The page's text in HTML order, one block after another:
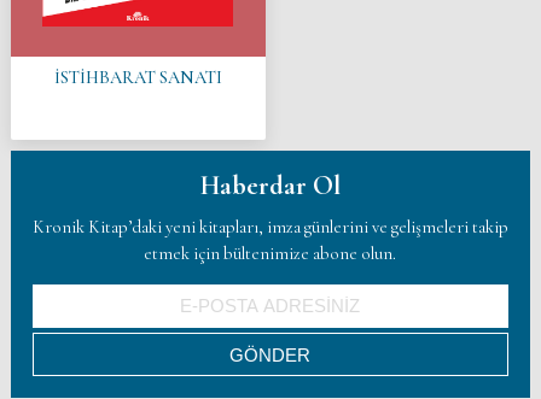
İSTİHBARAT SANATI
Haberdar Ol
Kronik Kitap’daki yeni kitapları, imza günlerini ve gelişmeleri takip
etmek için bültenimize abone olun.